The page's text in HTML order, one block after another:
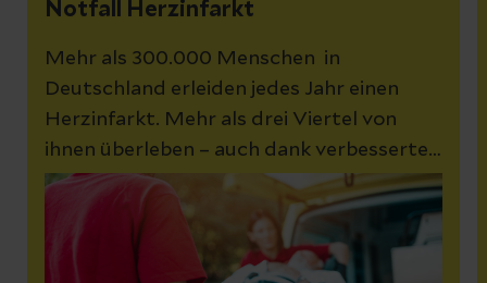
Notfall Herzinfarkt
Mehr als 300.000 Menschen in
Deutschland erleiden jedes Jahr einen
Herzinfarkt. Mehr als drei Viertel von
ihnen überleben – auch dank verbesserter
Behandlungsmethoden und
Vorbeugemaßnahmen. Unsere
Expert:innen erklären, woran Sie einen
Herzinfarkt erkennen und warum gerade